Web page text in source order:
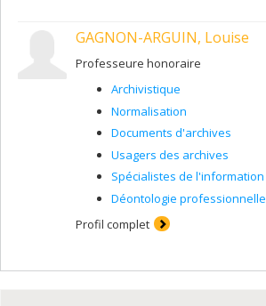
GAGNON-ARGUIN, Louise
Professeure honoraire
Archivistique
Normalisation
Documents d'archives
Usagers des archives
Spécialistes de l'information
Déontologie professionnelle
Profil complet